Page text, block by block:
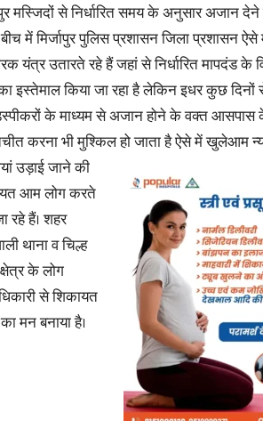
मस्जिदों से निर्धारित समय के अनुसार अजान
में मिर्जापुर पुलिस प्रशासन जिला प्रशासन ऐसे
यंत्र उतारते रहे हैं जहां से निर्धारित मापदंड के
इस्तेमाल किया जा रहा है लेकिन इधर कुछ
के माध्यम से अजान होने के वक्त
करना भी मुश्किल हो जाता हैऐसे में खुलेआम
उड़ाई जाने की
आम लोग करते
रहे हैं। शहर
थाना व चिल्ह
के लोग
से शिकायत
मन बनाया है।